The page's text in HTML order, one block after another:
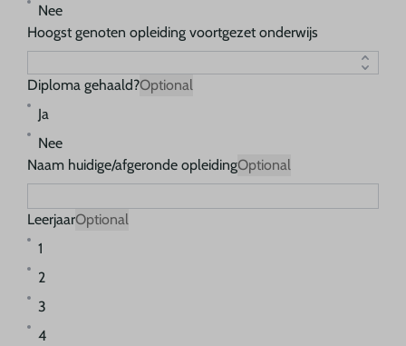
Nee
Hoogst genoten opleiding voortgezet onderwijs
Diploma gehaald?Optional
Ja
Nee
Naam huidige/afgeronde opleidingOptional
LeerjaarOptional
1
2
3
4